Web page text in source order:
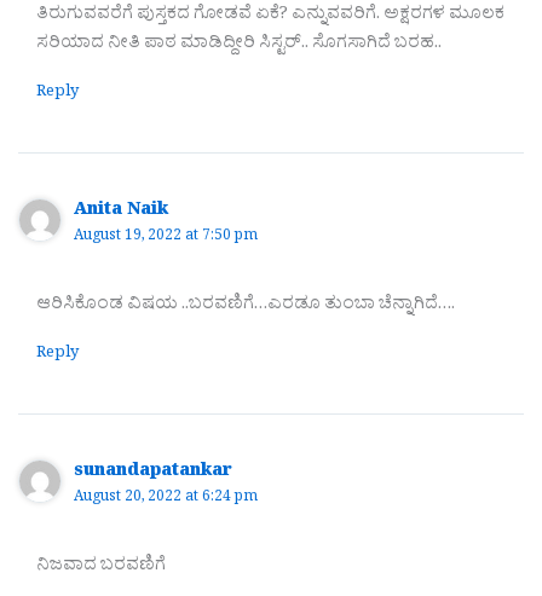
ತಿರುಗುವವರೆಗೆ ಪುಸ್ತಕದ ಗೋಡವೆ ಏಕೆ? ಎನ್ನುವವರಿಗೆ. ಅಕ್ಷರಗಳ ಮೂಲಕ
ಸರಿಯಾದ ನೀತಿ ಪಾಠ ಮಾಡಿದ್ದೀರಿ ಸಿಸ್ಟರ್.. ಸೊಗಸಾಗಿದೆ ಬರಹ..
Reply
Anita Naik
August 19, 2022 at 7:50 pm
ಆರಿಸಿಕೊಂಡ ವಿಷಯ ..ಬರವಣಿಗೆ…ಎರಡೂ ತುಂಬಾ ಚೆನ್ನಾಗಿದೆ….
Reply
sunandapatankar
August 20, 2022 at 6:24 pm
ನಿಜವಾದ ಬರವಣಿಗೆ